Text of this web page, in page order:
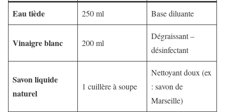
Eau tiède 250 ml Base diluante
Vinaigre blanc 200 ml
Dégraissant –
désinfectant
Savon liquide
naturel
1 cuillère à soupe
Nettoyant doux (ex
: savon de
Marseille)